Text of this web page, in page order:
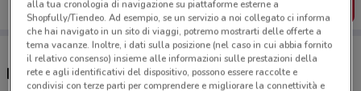
SCARICA L’APP
Negozi GrandVision by Avanzi a Lissone
alla tua cronologia di navigazione su piattaforme esterne a
Shopfully/Tiendeo. Ad esempio, se un servizio a noi collegato ci informa
che hai navigato in un sito di viaggi, potremo mostrarti delle offerte a
tema vacanze. Inoltre, i dati sulla posizione (nel caso in cui abbia fornito
il relativo consenso) insieme alle informazioni sulle prestazioni della
rete e agli identificativi del dispositivo, possono essere raccolte e
condivisi con terze parti per comprendere e migliorare la connettività e